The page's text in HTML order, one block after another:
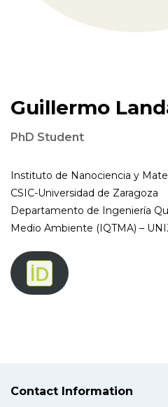
Guillermo
PhD Student
Instituto de Nanociencia y
CSIC-Universidad de Zaragoza
Departamento de Ingeniería
Medio Ambiente (IQTMA) –
Contact Information